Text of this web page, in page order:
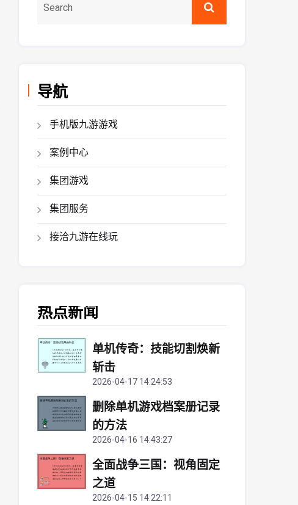
导航
手机版九游游戏
案例中心
集团游戏
集团服务
接洽九游在线玩
热点新闻
单机传奇：技能切割焕新
斩击
2026-04-17 14:24:53
删除单机游戏档案册记录
的方法
2026-04-16 14:43:27
全面战争三国：视角固定
之道
2026-04-15 14:22:11